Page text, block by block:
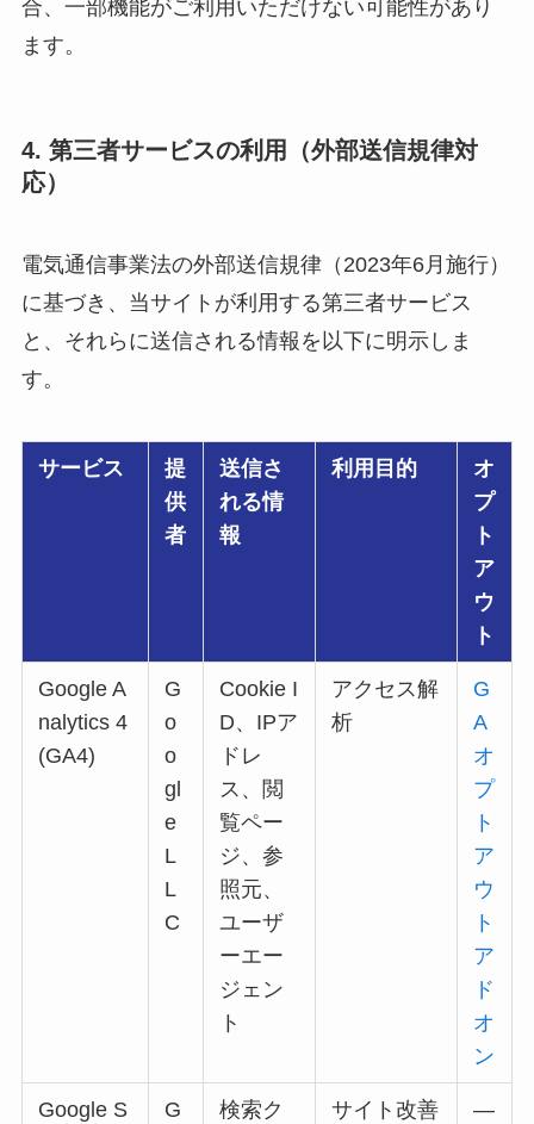
合、一部機能がご利用いただけない可能性があり
ます。
4. 第三者サービスの利用（外部送信規律対
応）
電気通信事業法の外部送信規律（2023年6月施行）
に基づき、当サイトが利用する第三者サービス
と、それらに送信される情報を以下に明示しま
す。
サービス
提
供
者
送信さ
れる情
報
利用目的
オ
プ
ト
ア
ウ
ト
Google A
nalytics 4
(GA4)
G
o
o
gl
e
L
L
C
Cookie I
D、IPア
ドレ
ス、閲
覧ペー
ジ、参
照元、
ユーザ
ーエー
ジェン
ト
アクセス解
析
G
A
オ
プ
ト
ア
ウ
ト
ア
ド
オ
ン
Google S
G
検索ク
サイト改善 —